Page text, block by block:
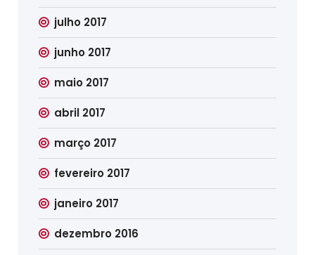
julho 2017
junho 2017
maio 2017
abril 2017
março 2017
fevereiro 2017
janeiro 2017
dezembro 2016